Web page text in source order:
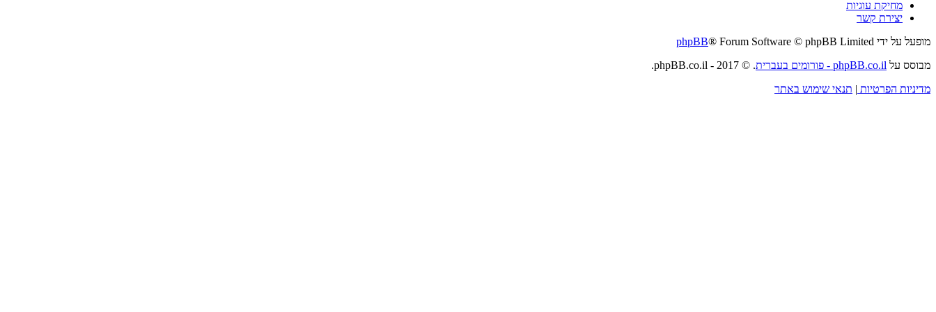
מחיקת עוגיות
יצירת קשר
מופעל על ידי
phpBB® Forum Software © phpBB Limited
מבוסס על phpBB.co.il - פורומים בעברית
. © 2017 - phpBB.co.il.
מדיניות הפרטיות | תנאי שימוש באתר